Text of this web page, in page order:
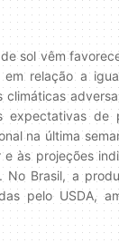
sol vêm
relação a
de
na última
às projeções
Brasil, a
pelo USDA,